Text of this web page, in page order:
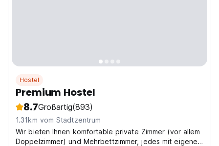
Hostel
Premium Hostel
8.7Großartig(893)
1.31km vom Stadtzentrum
Wir bieten Ihnen komfortable private Zimmer (vor allem
Doppelzimmer) und Mehrbettzimmer, jedes mit eigenem